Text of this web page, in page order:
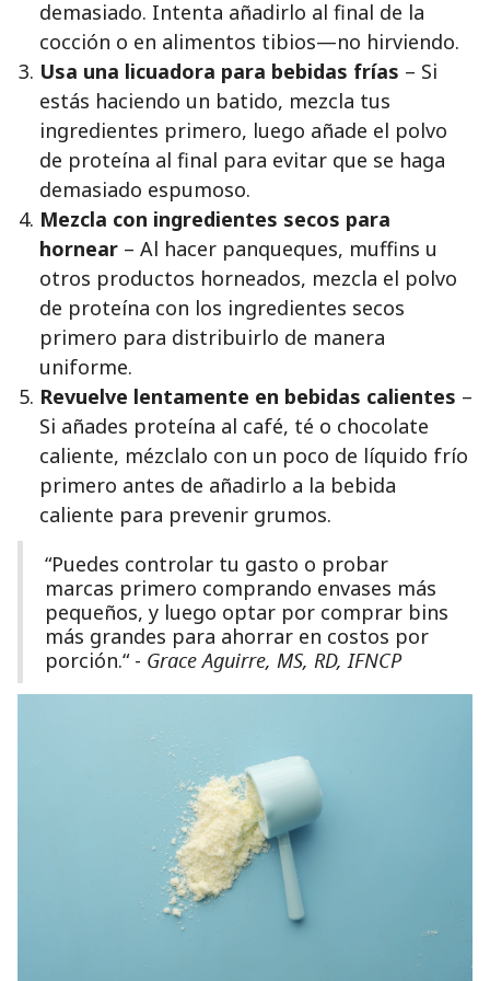
demasiado. Intenta añadirlo al final de la
cocción o en alimentos tibios—no hirviendo.
Usa una licuadora para bebidas frías – Si
estás haciendo un batido, mezcla tus
ingredientes primero, luego añade el polvo
de proteína al final para evitar que se haga
demasiado espumoso.
Mezcla con ingredientes secos para
hornear – Al hacer panqueques, muffins u
otros productos horneados, mezcla el polvo
de proteína con los ingredientes secos
primero para distribuirlo de manera
uniforme.
Revuelve lentamente en bebidas calientes –
Si añades proteína al café, té o chocolate
caliente, mézclalo con un poco de líquido frío
primero antes de añadirlo a la bebida
caliente para prevenir grumos.
“Puedes controlar tu gasto o probar
marcas primero comprando envases más
pequeños, y luego optar por comprar bins
más grandes para ahorrar en costos por
porción.“ - Grace Aguirre, MS, RD, IFNCP